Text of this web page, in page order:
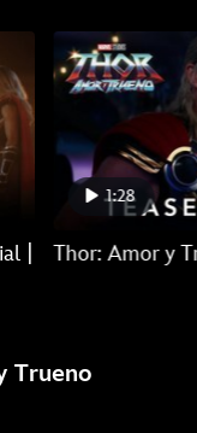
|
1:28
Thor: Amor y
Trueno